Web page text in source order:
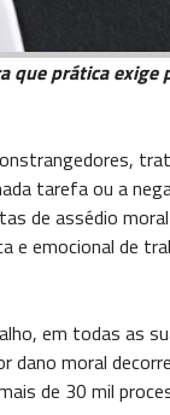
que prática
tarefa ou a
de assédio
e emocional de
em todas as
dano moral
de 30 mil